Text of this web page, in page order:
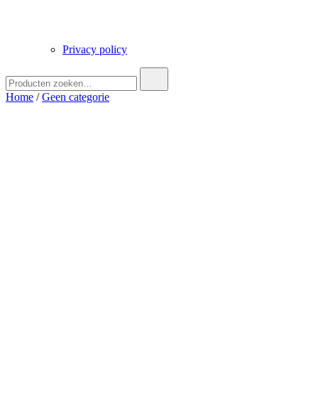
Privacy policy
naar:
Home /Geen categorie